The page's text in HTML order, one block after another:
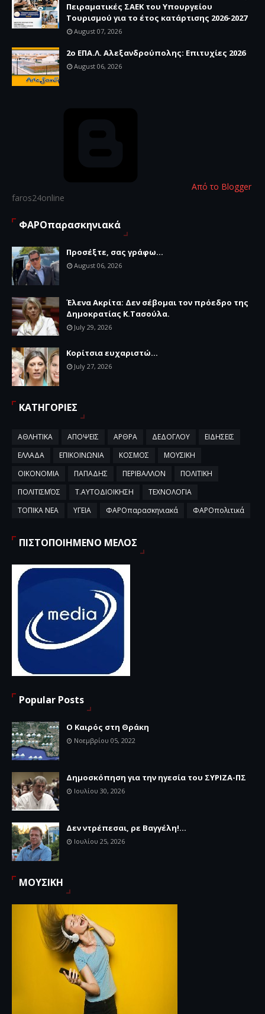
Πειραματικές ΣΑΕΚ του Υπουργείου
Τουρισμού για το έτος κατάρτισης 2026-2027
August 07, 2026
2ο ΕΠΑ.Λ. Αλεξανδρούπολης: Επιτυχίες 2026
August 06, 2026
Από το Blogger
faros24online
ΦΑΡΟπαρασκηνιακά
Προσέξτε, σας γράφω...
August 06, 2026
Έλενα Ακρίτα: Δεν σέβομαι τον πρόεδρο της
Δημοκρατίας Κ.Τασούλα.
July 29, 2026
Κορίτσια ευχαριστώ...
July 27, 2026
ΚΑΤΗΓΟΡΙΕΣ
ΑΘΛΗΤΙΚΑ ΑΠΟΨΕΙΣ ΑΡΘΡΑ ΔΕΔΟΓΛΟΥ
ΕΙΔΗΣΕΙΣ
ΕΛΛΑΔΑ
ΕΠΙΚΟΙΝΩΝΙΑ ΚΟΣΜΟΣ
ΜΟΥΣΙΚΗ
ΟΙΚΟΝΟΜΙΑ
ΠΑΠΑΔΗΣ ΠΕΡΙΒΑΛΛΟΝ
ΠΟΛΙΤΙΚΗ
ΠΟΛΙΤΙΣΜΌΣ
Τ.ΑΥΤΟΔΙΟΙΚΗΣΗ
ΤΕΧΝΟΛΟΓΙΑ
ΤΟΠΙΚΑ ΝΕΑ
ΥΓΕΙΑ ΦΑΡΟπαρασκηνιακά ΦΑΡΟπολιτικά
ΠΙΣΤΟΠΟΙΗΜΕΝΟ ΜΕΛΟΣ
Popular Posts
Ο Καιρός στη Θράκη
Νοεμβρίου 05, 2022
Δημοσκόπηση για την ηγεσία του ΣΥΡΙΖΑ-ΠΣ
Ιουλίου 30, 2026
Δεν ντρέπεσαι, ρε Βαγγέλη!...
Ιουλίου 25, 2026
ΜΟΥΣΙΚΗ